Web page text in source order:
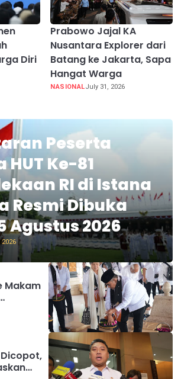
Diri
Prabowo Jajal KA
Nusantara Explorer dari
Batang ke Jakarta, Sapa
Hangat Warga
NASIONALJuly 31, 2026
Peserta
Ke-81
RI di Istana
Resmi Dibuka
Agustus 2026
Makam
Dicopot,